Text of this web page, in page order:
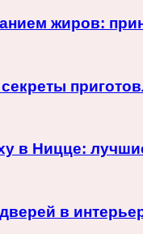
жиров:
в Ницце:
в